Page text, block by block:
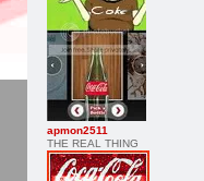
apmon2511
THE REAL THING